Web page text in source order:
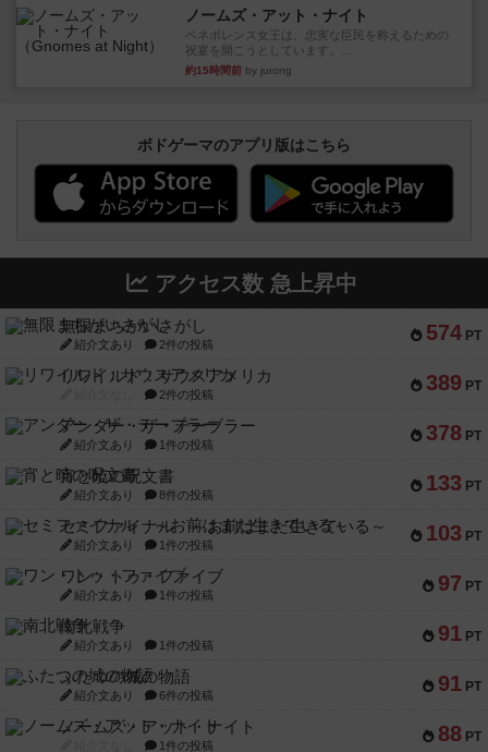
ノームズ・アット・ナイト
ベネボレンス女王は、忠実な臣民を称えるための
祝宴を開こうとしています。...
約15時間前 by jurong
ボドゲーマのアプリ版はこちら
アクセス数 急上昇中
574 PT
無限まちがいさがし
紹介文あり 2件の投稿
389 PT
リワイルド：サウスアメリカ
2件の投稿
378 PT
アンダー・ザ・テーブラー
紹介文あり 1件の投稿
133 PT
宵と暁の呪文書
紹介文あり 8件の投稿
103 PT
セミファイナル ～お前はまだ生きている～
紹介文あり 1件の投稿
97 PT
ワン・トゥ・ファイブ
紹介文あり 1件の投稿
91 PT
南北戦争
紹介文あり 1件の投稿
91 PT
ふたつの城の物語
紹介文あり 6件の投稿
88 PT
ノームズ・アット・ナイト
1件の投稿